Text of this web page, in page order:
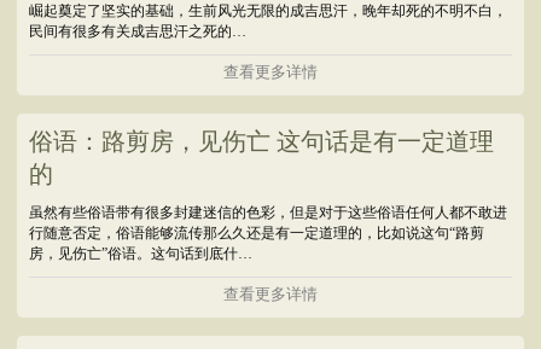
崛起奠定了坚实的基础，生前风光无限的成吉思汗，晚年却死的不明不白，
民间有很多有关成吉思汗之死的…
查看更多详情
俗语：路剪房，见伤亡 这句话是有一定道理
的
虽然有些俗语带有很多封建迷信的色彩，但是对于这些俗语任何人都不敢进
行随意否定，俗语能够流传那么久还是有一定道理的，比如说这句“路剪
房，见伤亡”俗语。这句话到底什…
查看更多详情